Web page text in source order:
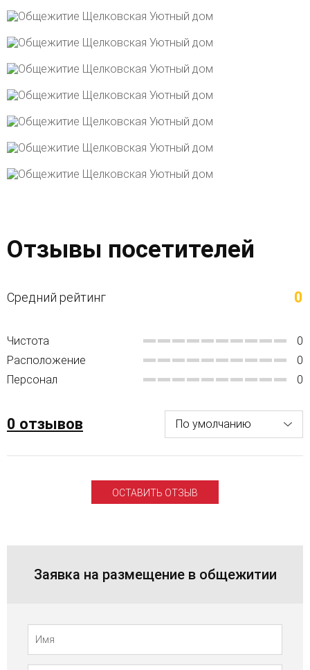
Отзывы посетителей
Средний рейтинг 0
Чистота
0
Расположение
0
Персонал
0
0 отзывов
ОСТАВИТЬ ОТЗЫВ
Заявка на размещение в общежитии